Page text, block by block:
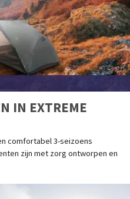
IN EXTREME
comfortabel 3-seizoens
zijn met zorg ontworpen en